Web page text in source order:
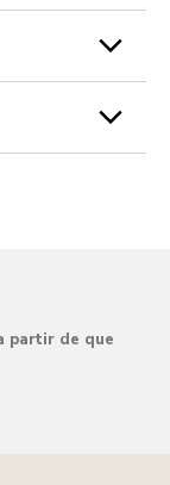
partir de que